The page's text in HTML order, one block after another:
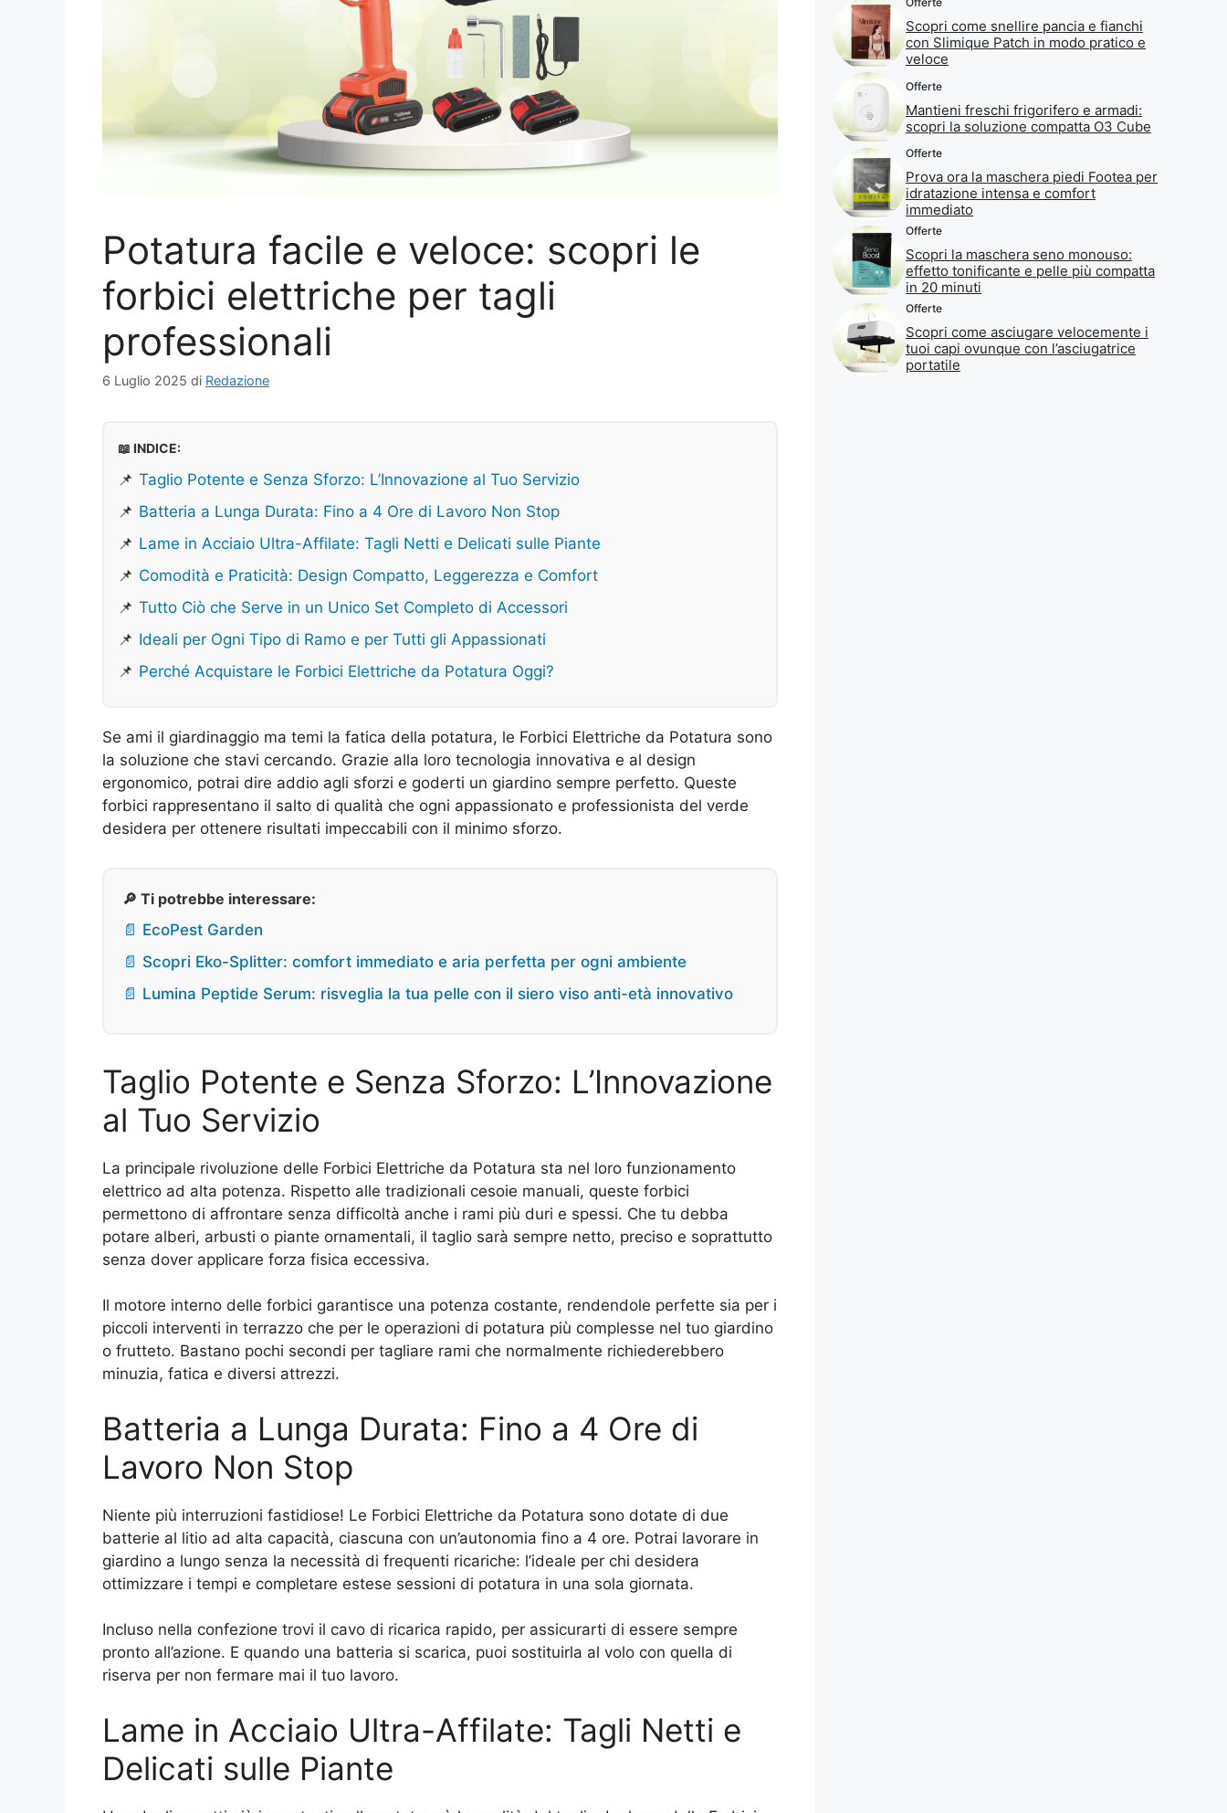
Potatura facile e veloce: scopri le
forbici elettriche per tagli
professionali
6 Luglio 2025 di Redazione
📖 INDICE:
📌 Taglio Potente e Senza Sforzo: L’Innovazione al Tuo Servizio
📌 Batteria a Lunga Durata: Fino a 4 Ore di Lavoro Non Stop
📌 Lame in Acciaio Ultra-Affilate: Tagli Netti e Delicati sulle Piante
📌 Comodità e Praticità: Design Compatto, Leggerezza e Comfort
📌 Tutto Ciò che Serve in un Unico Set Completo di Accessori
📌 Ideali per Ogni Tipo di Ramo e per Tutti gli Appassionati
📌 Perché Acquistare le Forbici Elettriche da Potatura Oggi?
Se ami il giardinaggio ma temi la fatica della potatura, le Forbici Elettriche da Potatura sono
la soluzione che stavi cercando. Grazie alla loro tecnologia innovativa e al design
ergonomico, potrai dire addio agli sforzi e goderti un giardino sempre perfetto. Queste
forbici rappresentano il salto di qualità che ogni appassionato e professionista del verde
desidera per ottenere risultati impeccabili con il minimo sforzo.
🔎 Ti potrebbe interessare:
📄 EcoPest Garden
📄 Scopri Eko-Splitter: comfort immediato e aria perfetta per ogni ambiente
📄 Lumina Peptide Serum: risveglia la tua pelle con il siero viso anti-età innovativo
Taglio Potente e Senza Sforzo: L’Innovazione
al Tuo Servizio
La principale rivoluzione delle Forbici Elettriche da Potatura sta nel loro funzionamento
elettrico ad alta potenza. Rispetto alle tradizionali cesoie manuali, queste forbici
permettono di affrontare senza difficoltà anche i rami più duri e spessi. Che tu debba
potare alberi, arbusti o piante ornamentali, il taglio sarà sempre netto, preciso e soprattutto
senza dover applicare forza fisica eccessiva.
Il motore interno delle forbici garantisce una potenza costante, rendendole perfette sia per i
piccoli interventi in terrazzo che per le operazioni di potatura più complesse nel tuo giardino
o frutteto. Bastano pochi secondi per tagliare rami che normalmente richiederebbero
minuzia, fatica e diversi attrezzi.
Batteria a Lunga Durata: Fino a 4 Ore di
Lavoro Non Stop
Niente più interruzioni fastidiose! Le Forbici Elettriche da Potatura sono dotate di due
batterie al litio ad alta capacità, ciascuna con un’autonomia fino a 4 ore. Potrai lavorare in
giardino a lungo senza la necessità di frequenti ricariche: l’ideale per chi desidera
ottimizzare i tempi e completare estese sessioni di potatura in una sola giornata.
Incluso nella confezione trovi il cavo di ricarica rapido, per assicurarti di essere sempre
pronto all’azione. E quando una batteria si scarica, puoi sostituirla al volo con quella di
riserva per non fermare mai il tuo lavoro.
Lame in Acciaio Ultra-Affilate: Tagli Netti e
Delicati sulle Piante
Scopri come snellire pancia e fianchi
con Slimique Patch in modo pratico e
veloce
Offerte
Mantieni freschi frigorifero e armadi:
scopri la soluzione compatta O3 Cube
Offerte
Prova ora la maschera piedi Footea per
idratazione intensa e comfort
immediato
Offerte
Scopri la maschera seno monouso:
effetto tonificante e pelle più compatta
in 20 minuti
Offerte
Scopri come asciugare velocemente i
tuoi capi ovunque con l’asciugatrice
portatile